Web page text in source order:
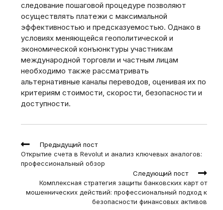
следование пошаговой процедуре позволяют
осуществлять платежи с максимальной
эффективностью и предсказуемостью. Однако в
условиях меняющейся геополитической и
экономической конъюнктуры участникам
международной торговли и частным лицам
необходимо также рассматривать
альтернативные каналы переводов‚ оценивая их по
критериям стоимости‚ скорости‚ безопасности и
доступности.
Read
more
articles
Предыдущий пост
Открытие счета в Revolut и анализ ключевых аналогов:
профессиональный обзор
Следующий пост
Комплексная стратегия защиты банковских карт от
мошеннических действий: профессиональный подход к
безопасности финансовых активов